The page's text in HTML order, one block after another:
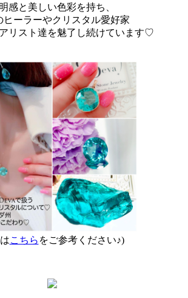
感と美しい色彩を持ち、
ヒーラーやクリスタル愛好家
リスト達を魅了し続けています♡
こちら をご参考ください♪)